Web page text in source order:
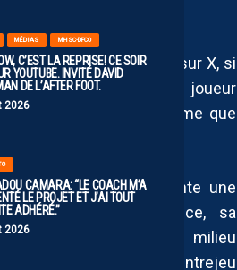
MÉDIAS MHSC-DFCO
C’EST LA REPRISE! CE SOIR
YOUTUBE. INVITÉ DAVID
DE L’AFTER FOOT.
2026
CAMARA: “LE COACH M’A
LE PROJET ET J’AI TOUT
ADHÉRÉ.”
2026
Toubache-Ter sur X, si
les discussions entre le joueur
évolution qui confirme que
au contraire.
Tardieu représente une
Son expérience, sa
1 et son profil de milieu
pour renforcer l’entrejeu